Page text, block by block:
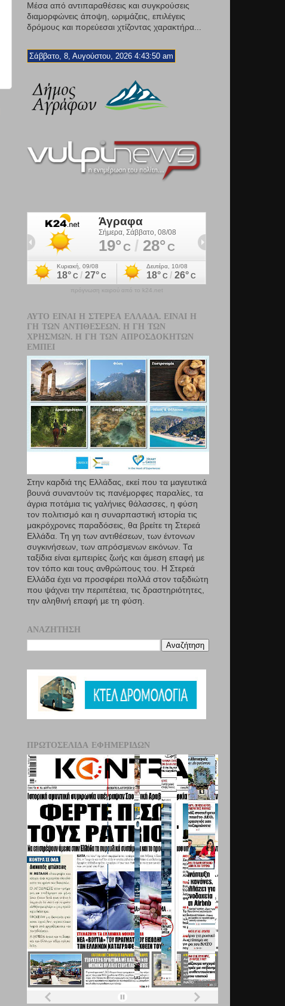
Μέσα από αντιπαραθέσεις και συγκρούσεις
διαμορφώνεις άποψη, ωριμάζεις, επιλέγεις
δρόμους και πορεύεσαι χτίζοντας χαρακτήρα...
Σάββατο, 8, Αυγούστου, 2026 4:43:51 am
πρόγνωση καιρού από το k24.net
ΑΥΤΌ ΕΊΝΑΙ Η ΣΤΕΡΕΆ ΕΛΛΆΔΑ. ΕΊΝΑΙ Η
ΓΗ ΤΩΝ ΑΝΤΙΘΈΣΕΩΝ. Η ΓΗ ΤΩΝ
ΧΡΗΣΜΏΝ. Η ΓΗ ΤΩΝ ΑΠΡΟΣΔΌΚΗΤΩΝ
ΕΜΠΕΙ
Στην καρδιά της Ελλάδας, εκεί που τα µαγευτικά
βουνά συναντούν τις πανέμορφες παραλίες, τα
άγρια ποτάμια τις γαλήνιες θάλασσες, η φύση
τον πολιτισμό και η συναρπαστική ιστορία τις
μακρόχρονες παραδόσεις, θα βρείτε τη Στερεά
Ελλάδα. Τη γη των αντιθέσεων, των έντονων
συγκινήσεων, των απρόσμενων εικόνων. Τα
ταξίδια είναι εμπειρίες ζωής και άμεση επαφή µε
τον τόπο και τους ανθρώπους του. Η Στερεά
Ελλάδα έχει να προσφέρει πολλά στον ταξιδιώτη
που ψάχνει την περιπέτεια, τις δραστηριότητες,
την αληθινή επαφή µε τη φύση.
ΑΝΑΖΉΤΗΣΗ
ΠΡΩΤΟΣΈΛΙΔΑ ΕΦΗΜΕΡΊΔΩΝ